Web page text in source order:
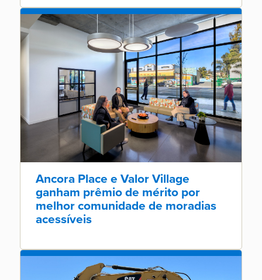
Ancora Place e Valor Village
ganham prêmio de mérito por
melhor comunidade de moradias
acessíveis